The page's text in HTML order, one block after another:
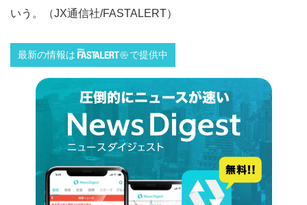
いう。（JX通信社/FASTALERT）
最新の情報は で提供中